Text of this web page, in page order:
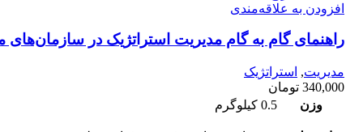
افزودن به علاقه‌مندی
راهنمای گام به گام مدیریت استراتژیک در سازمان‌های
مدیریت, استراتژیک
340,000 تومان
وزن
0.5 کیلوگرم